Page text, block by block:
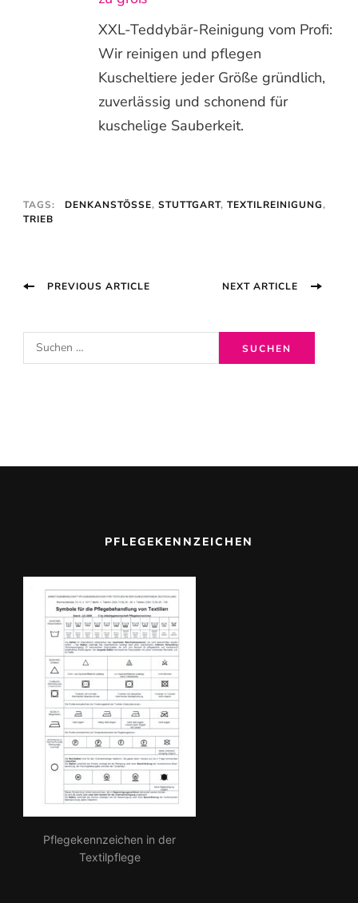
XXL-Teddybär-Reinigung vom Profi:
Wir reinigen und pflegen
Kuscheltiere jeder Größe gründlich,
zuverlässig und schonend für
kuschelige Sauberkeit.
TAGS: DENKANSTÖSSE , STUTTGART, TEXTILREINIGUNG,
TRIEB
PostPREVIOUS ARTICLE NEXT ARTICLE
u
n
PFLEGEKENNZEICHEN
Pflegekennzeichen in der
Textilpflege